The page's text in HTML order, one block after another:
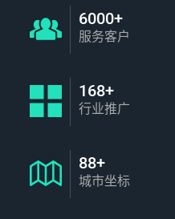
6000+
服务客户
168+
行业推广
88+
城市坐标